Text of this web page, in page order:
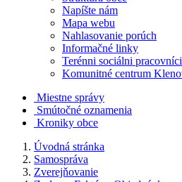
Napíšte nám
Mapa webu
Nahlasovanie porúch
Informačné linky
Terénni sociálni pracovníci
Komunitné centrum
Miestne správy
Smútočné oznamenia
Kroniky obce
Úvodná stránka
Samospráva
Zverejňovanie